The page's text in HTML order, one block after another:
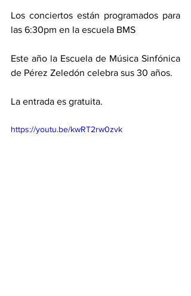
Los conciertos están programados para
las 6:30pm en la escuela BMS
Este año la Escuela de Música Sinfónica
de Pérez Zeledón celebra sus 30 años.
La entrada es gratuita.
https://youtu.be/kwRT2rw0zvk